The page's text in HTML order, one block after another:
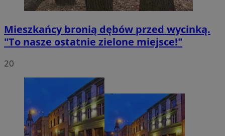
Mieszkańcy bronią dębów przed wycinką.
"To nasze ostatnie zielone miejsce!"
20